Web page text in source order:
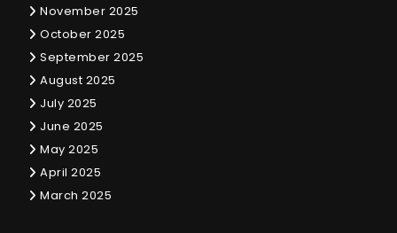
November 2025
October 2025
September 2025
August 2025
July 2025
June 2025
May 2025
April 2025
March 2025